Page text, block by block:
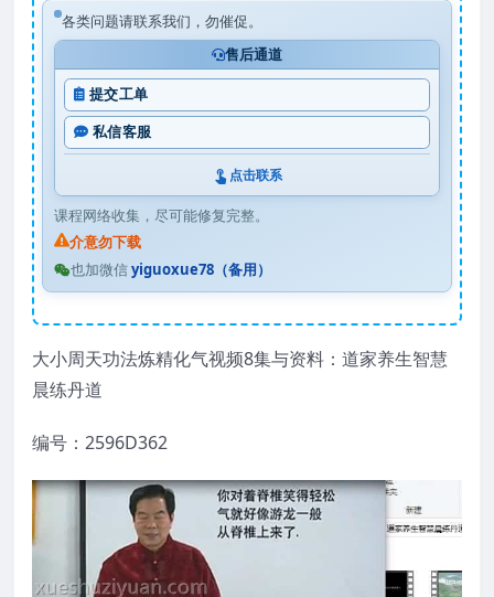
各类问题请联系我们，勿催促。
售后通道
提交工单
私信客服
点击联系
课程网络收集，尽可能修复完整。
介意勿下载
也加微信yiguoxue78（备用）
大小周天功法炼精化气视频8集与资料：道家养生智慧
晨练丹道
编号：2596D362